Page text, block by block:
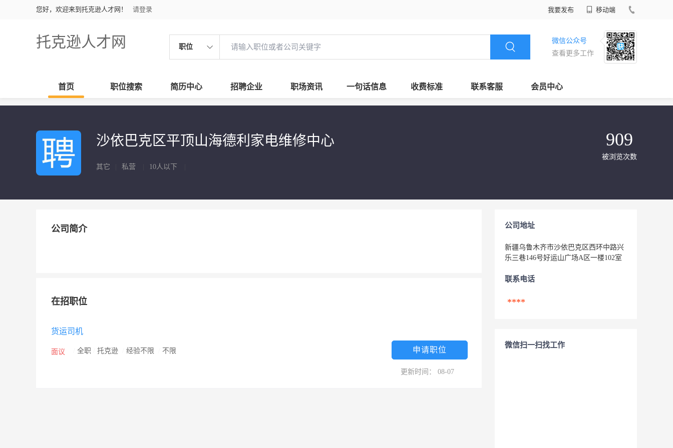
您好，欢迎来到托克逊人才网！ 请登录 我要发布 移动端
托克逊人才网 职位
微信公众号
查看更多工作
首页 职位搜索 简历中心 招聘企业 职场资讯 一句话信息 收费标准 联系客服 会员中心
沙依巴克区平顶山海德利家电维修中心
其它 私营 10人以下
909
被浏览次数
公司简介
在招职位
货运司机
面议 全职 托克逊 经验不限 不限 申请职位
更新时间： 08-07
公司地址
新疆乌鲁木齐市沙依巴克区西环中路兴
乐三巷146号好运山广场A区一楼102室
联系电话
****
微信扫一扫找工作